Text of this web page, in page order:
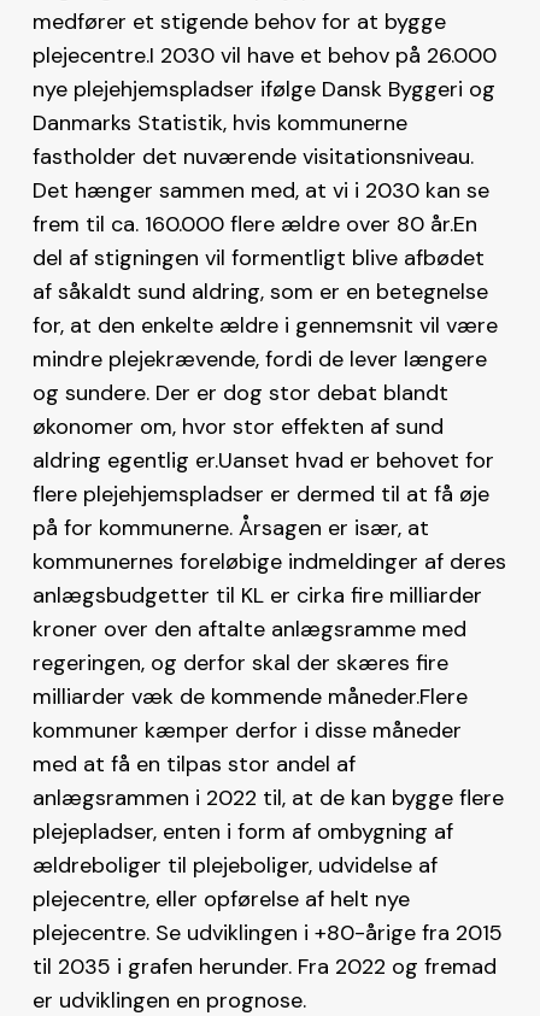
medfører et stigende behov for at bygge
plejecentre.I 2030 vil have et behov på 26.000
nye plejehjemspladser ifølge Dansk Byggeri og
Danmarks Statistik, hvis kommunerne
fastholder det nuværende visitationsniveau.
Det hænger sammen med, at vi i 2030 kan se
frem til ca. 160.000 flere ældre over 80 år.En
del af stigningen vil formentligt blive afbødet
af såkaldt sund aldring, som er en betegnelse
for, at den enkelte ældre i gennemsnit vil være
mindre plejekrævende, fordi de lever længere
og sundere. Der er dog stor debat blandt
økonomer om, hvor stor effekten af sund
aldring egentlig er.Uanset hvad er behovet for
flere plejehjemspladser er dermed til at få øje
på for kommunerne. Årsagen er især, at
kommunernes foreløbige indmeldinger af deres
anlægsbudgetter til KL er cirka fire milliarder
kroner over den aftalte anlægsramme med
regeringen, og derfor skal der skæres fire
milliarder væk de kommende måneder.Flere
kommuner kæmper derfor i disse måneder
med at få en tilpas stor andel af
anlægsrammen i 2022 til, at de kan bygge flere
plejepladser, enten i form af ombygning af
ældreboliger til plejeboliger, udvidelse af
plejecentre, eller opførelse af helt nye
plejecentre. Se udviklingen i +80-årige fra 2015
til 2035 i grafen herunder. Fra 2022 og fremad
er udviklingen en prognose.